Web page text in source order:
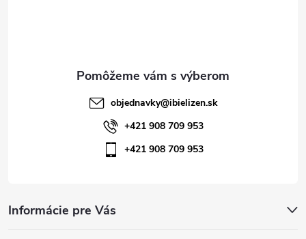
Informácie pre Vás
objednavky@ibielizen.sk
+421 908 709 953
+421 908 709 953